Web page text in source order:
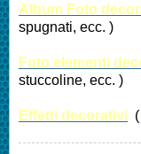
Album Foto
spugnati, ecc. )
Foto elementi
stuccoline, ecc. )
Effetti decorativi